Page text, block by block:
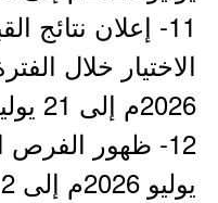
11- إعلان نتائج
2026م إلى 21 يوليو 2026م.
يوليو 2026م إلى 2 أغسطس 2026م.